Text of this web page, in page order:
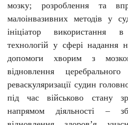
мозку; розроблення та
малоінвазивних методів у
ініціатор використання
технологій у сфері надання
допомоги хворим з
відновлення
реваскуляризації судин
під час військово стану
напрямом діяльності –